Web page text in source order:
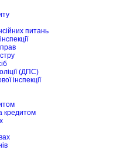
питань
(ДПС)
інспекції
кредитом